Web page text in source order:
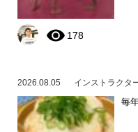
178
2026.08.05 インストラクタ
毎